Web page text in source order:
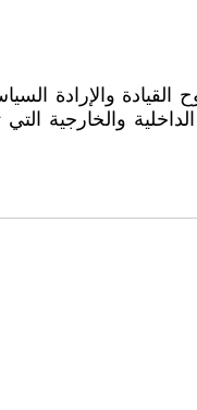
والإرادة
والخارجية